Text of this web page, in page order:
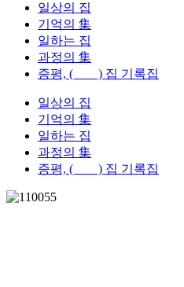
일상의 집
기억의 集
일하는 집
과정의 集
증평, ( ) 집 기록집
일상의 집
기억의 集
일하는 집
과정의 集
증평, ( ) 집 기록집